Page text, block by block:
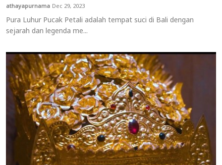
athayapurnama Dec 29, 2023
Pura Luhur Pucak Petali adalah tempat suci di Bali dengan
sejarah dan legenda me...